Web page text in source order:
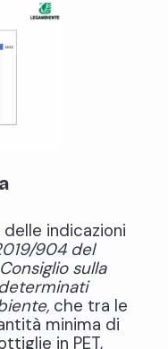
indicazioni
904 del
sulla
che tra le
minima di
in PET,